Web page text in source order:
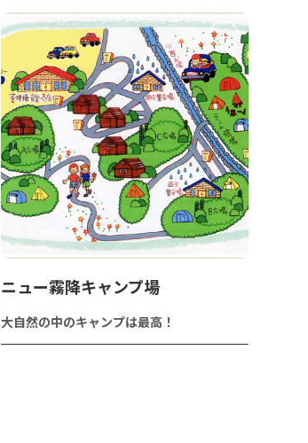
ニュー霧降キャンプ場
大自然の中のキャンプは最高！